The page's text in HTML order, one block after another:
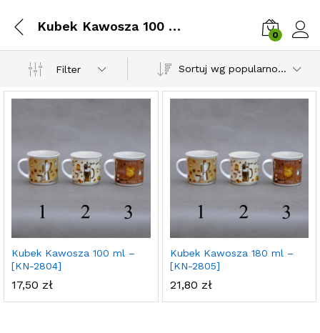
Kubek Kawosza 100 ml – [KN-2804]
0
Filter Sortuj wg popularności
Kubek Kawosza 100 ml –
[KN-2804]
17,50 zł
Kubek Kawosza 180 ml –
[KN-2805]
21,80 zł